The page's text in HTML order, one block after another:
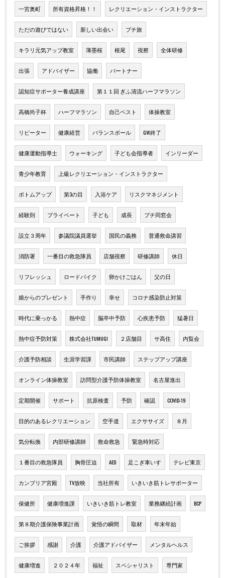
一宮奥町 所有資格昇格！！ レクリエーション・インストラクター
ただの遊びではない 新しい出会い プチ旅
キラリ元気アップ教室 薄墨桜 根尾 視察 全体研修
出張 アドバイザー 協働 パートナー
認知症サポーター養成講座 第１１回 ぎふ清流ハーフマラソン
高橋尚子杯 ハーフマラソン 自己ベスト 体操教室
リピーター 健康経営 バランスボール GW終了
健康運動指導士 ウォーキング 子ども会指導者 インリーダー
青少年教育 上級レクリエーション・インストラクター
ボトムアップ 第3の目 入浴ケア リスクマネジメント
経験則 プライベート 子ども 成長 プチ同窓会
設立３周年 参議院議員選挙 国民の義務 普通救命講習
消防署 一番目の救急隊員 店舗視察 研修講師 休日
リフレッシュ ロードバイク 卵かけごはん 父の日
娘からのプレゼント 手作り 幸せ コロナ感染防止対策
時代に乗っかる 熱中症 脳卒中予防 心疾患予防 猛暑日
熱中症予防対策 株式会社TUMUGI ２店舗目 サ高住 内覧会
介護予防相談 生涯学習課 市民講師 ステップアップ講座
オンライン体操教室 訪問型介護予防体操教室 名古屋進出
定期開催 サポート 抗原検査 予防 確認 COVID-19
目的のあるレクリエーション 空手道 エクササイズ ８月
気分転換 内部研修講師 救命救急 緊急時対応
１番目の救急隊員 胸骨圧迫 AED 足こぎ車いす テレビ東京
カンブリア宮殿 TV放映 当社所有 いきいき筋トレサポーター
保健所 健康増進課 いきいき筋トレ教室 業務継続計画 BCP
第８期介護保険事業計画 覚悟の瞬間 取材 年末年始
ご挨拶 感謝 介護 介護アドバイザー メンタルヘルス
健康増進 ２０２４年 福祉 スペシャリスト 専門家